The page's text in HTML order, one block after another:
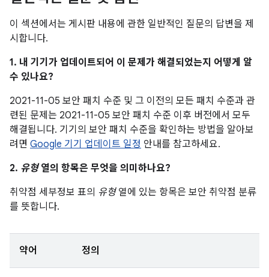
이 섹션에서는 게시판 내용에 관한 일반적인 질문의 답변을 제
시합니다.
1. 내 기기가 업데이트되어 이 문제가 해결되었는지 어떻게 알
수 있나요?
2021-11-05 보안 패치 수준 및 그 이전의 모든 패치 수준과 관
련된 문제는 2021-11-05 보안 패치 수준 이후 버전에서 모두
해결됩니다. 기기의 보안 패치 수준을 확인하는 방법을 알아보
려면 Google 기기 업데이트 일정 안내를 참고하세요.
2. 유형열의 항목은 무엇을 의미하나요?
취약점 세부정보 표의 유형열에 있는 항목은 보안 취약점 분류
를 뜻합니다.
약어 정의